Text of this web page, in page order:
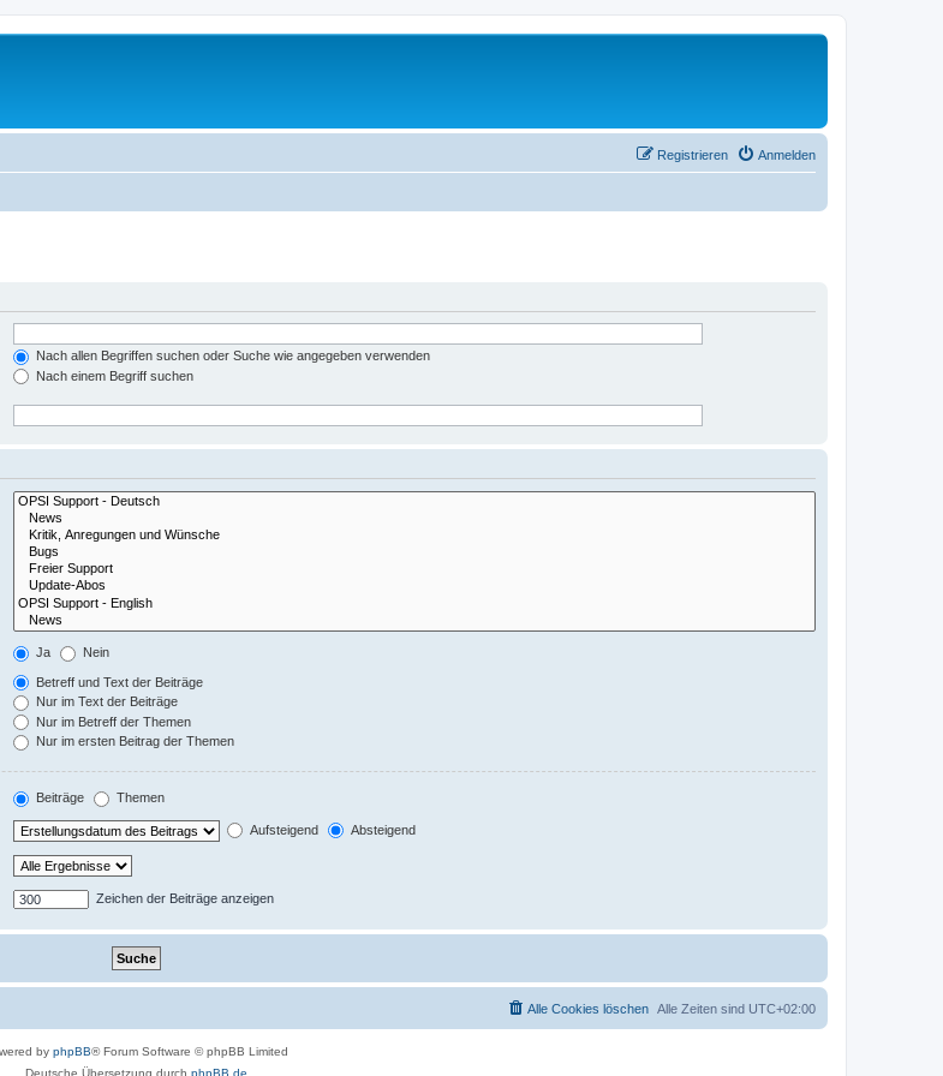
Anmelden
Registrieren
Nach allen Begriffen suchen oder Suche wie angegeben verwenden
Nach einem Begriff suchen
Ja Nein
Betreff und Text der Beiträge
Nur im Text der Beiträge
Nur im Betreff der Themen
Nur im ersten Beitrag der Themen
Beiträge Themen
Aufsteigend Absteigend
Zeichen der Beiträge anzeigen
Alle Zeiten sind UTC+02:00
Alle Cookies löschen
by phpBB® Forum Software © phpBB Limited
Deutsche Übersetzung durch phpBB.de